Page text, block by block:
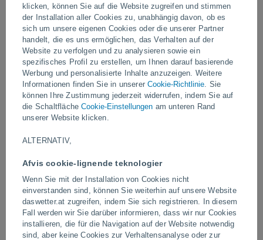
klicken, können Sie auf die Website zugreifen und stimmen
der Installation aller Cookies zu, unabhängig davon, ob es
sich um unsere eigenen Cookies oder die unserer Partner
handelt, die es uns ermöglichen, das Verhalten auf der
Website zu verfolgen und zu analysieren sowie ein
spezifisches Profil zu erstellen, um Ihnen darauf basierende
Werbung und personalisierte Inhalte anzuzeigen. Weitere
Informationen finden Sie in unsererCookie-Richtlinie. Sie
können Ihre Zustimmung jederzeit widerrufen, indem Sie auf
die SchaltflächeCookie-Einstellungen am unteren Rand
unserer Website klicken.
ALTERNATIV,
Afvis cookie-lignende teknologier
Wenn Sie mit der Installation von Cookies nicht
einverstanden sind, können Sie weiterhin auf unsere Website
daswetter.at zugreifen, indem Sie sich registrieren. In diesem
Fall werden wir Sie darüber informieren, dass wir nur Cookies
installieren, die für die Navigation auf der Website notwendig
sind, aber keine Cookies zur Verhaltensanalyse oder zur
Mehrere Tornados verursachten in verschiedenen Städten des
Landes erhebliche Sachschäden, indem sie Bäume umstürzten,
Dächer abdeckten und Fahrzeuge zerstörten.
Video
Gestern
Tornados und extreme Regenfälle in
Pelotas, Brasilien
Blitzeinschlag auf einem
in Narathiwat, Thailand